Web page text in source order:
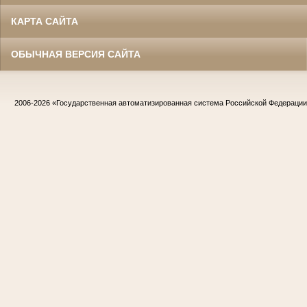
КАРТА САЙТА
ОБЫЧНАЯ ВЕРСИЯ САЙТА
2006-2026 «Государственная автоматизированная система Российской